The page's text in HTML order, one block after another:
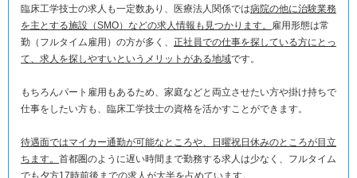
臨床工学技士の求人も一定数あり、医療法人関係では病院の他に治験業務
を主とする施設（SMO）などの求人情報も見つかります。
雇用形態は常
勤（フルタイム雇用）の方が多く、 正社員での仕事を探している方にとっ
て、求人を探しやすいというメリットがある地域です。
もちろんパート雇用もあるため、家庭などと両立させたい方や掛け持ちで
仕事をしたい方も、臨床工学技士の資格を活かすことができます。
待遇面ではマイカー通勤が可能なところや、日曜祝日休みのところが目立
ちます。 首都圏のように遅い時間まで勤務する求人は少なく、フルタイム
でも夕方17時前後までの求人が大半を占めています。